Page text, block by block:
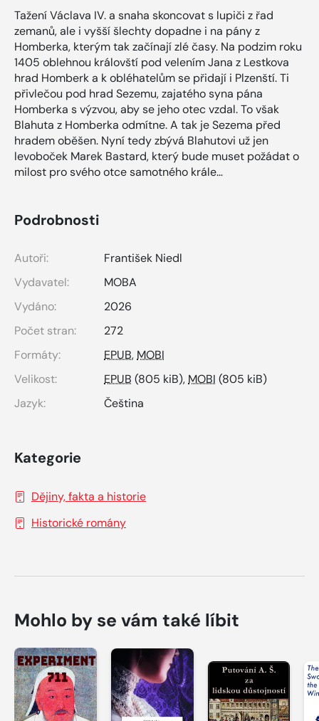
Tažení Václava IV. a snaha skoncovat s lupiči z řad
zemanů, ale i vyšší šlechty dopadne i na pány z
Homberka, kterým tak začínají zlé časy. Na podzim roku
1405 oblehnou královští pod velením Jana z Lestkova
hrad Homberk a k obléhatelům se přidají i Plzenští. Ti
přivlečou pod hrad Sezemu, zajatého syna pána
Homberka s výzvou, aby se jeho otec vzdal. To však
Blahuta z Homberka odmítne. A tak je Sezema před
hradem oběšen. Nyní tedy zbývá Blahutovi už jen
levoboček Marek Bastard, který bude muset požádat o
milost pro svého otce samotného krále…
Podrobnosti
Autoři:
František Niedl
Vydavatel:
MOBA
Vydáno:
2026
Počet stran:
272
Formáty:
EPUB, MOBI
Velikost:
EPUB (805 kiB), MOBI (805 kiB)
Jazyk:
Čeština
Kategorie
Dějiny, fakta a historie
Historické romány
Mohlo by se vám také líbit